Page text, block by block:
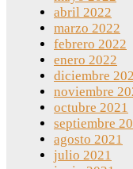
abril 2022
marzo 2022
febrero 2022
enero 2022
diciembre
noviembre
octubre 2021
septiembre
agosto 2021
julio 2021